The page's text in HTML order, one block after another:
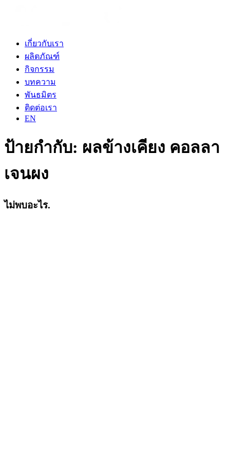
เกี่ยวกับเรา
ผลิตภัณฑ์
กิจกรรม
บทความ
พันธมิตร
ติดต่อเรา
EN
ป้ายกำกับ: ผลข้างเคียง คอลลา
เจนผง
ไม่พบอะไร.